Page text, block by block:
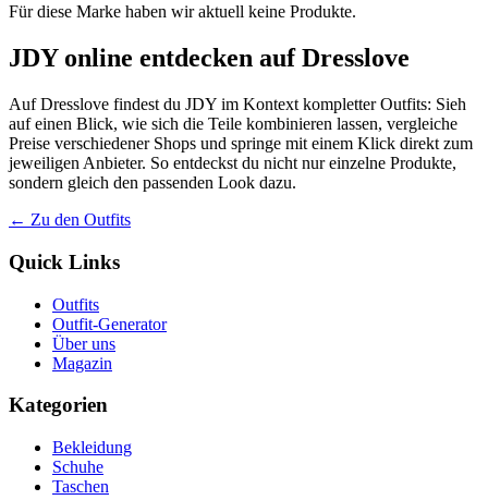
Für diese Marke haben wir aktuell keine Produkte.
JDY online entdecken auf Dresslove
Auf Dresslove findest du JDY im Kontext kompletter Outfits: Sieh
auf einen Blick, wie sich die Teile kombinieren lassen, vergleiche
Preise verschiedener Shops und springe mit einem Klick direkt zum
jeweiligen Anbieter. So entdeckst du nicht nur einzelne Produkte,
sondern gleich den passenden Look dazu.
← Zu den Outfits
Quick Links
Outfits
Outfit-Generator
Über uns
Magazin
Kategorien
Bekleidung
Schuhe
Taschen